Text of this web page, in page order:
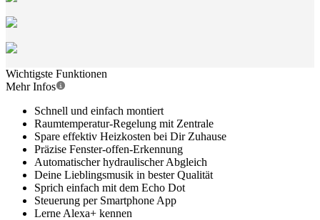
Wichtigste Funktionen
Mehr Infos
Schnell und einfach montiert
Raumtemperatur-Regelung mit Zentrale
Spare effektiv Heizkosten bei Dir Zuhause
Präzise Fenster-offen-Erkennung
Automatischer hydraulischer Abgleich
Deine Lieblingsmusik in bester Qualität
Sprich einfach mit dem Echo Dot
Steuerung per Smartphone App
Lerne Alexa+ kennen